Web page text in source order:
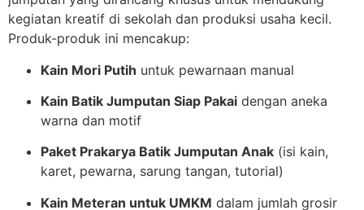
kegiatan kreatif di sekolah dan produksi usaha kecil.
Produk-produk ini mencakup:
Kain Mori Putih untuk pewarnaan manual
Kain Batik Jumputan Siap Pakai dengan aneka
warna dan motif
Paket Prakarya Batik Jumputan Anak (isi kain,
karet, pewarna, sarung tangan, tutorial)
Kain Meteran untuk UMKM dalam jumlah grosir